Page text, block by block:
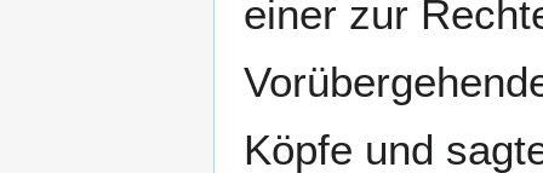
einer zur
Köpfe und